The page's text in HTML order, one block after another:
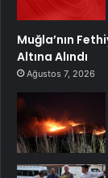
Muğla’nın
Altına Alındı
Ağustos 7, 2026